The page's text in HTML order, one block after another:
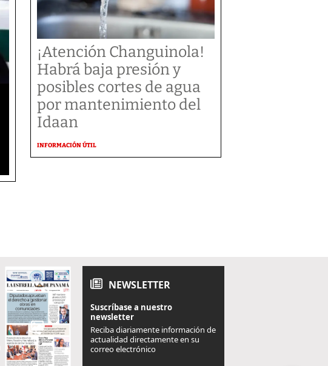
¡Atención Changuinola!
Habrá baja presión y
posibles cortes de agua
por mantenimiento del
Idaan
INFORMACIÓN ÚTIL
NEWSLETTER
Suscríbase a nuestro
newsletter
Reciba diariamente información de
actualidad directamente en su
correo electrónico